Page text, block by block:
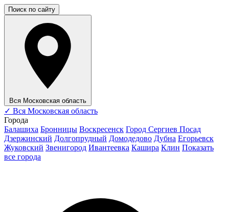
Поиск по сайту
Вся Московская область
✓ Вся Московская область
Города
Балашиха Бронницы Воскресенск Город Сергиев Посад
Дзержинский Долгопрудный Домодедово Дубна Егорьевск
Жуковский Звенигород Ивантеевка Кашира Клин Показать
все города